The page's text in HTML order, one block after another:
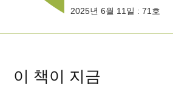
2025년 6월 11일 : 71호
이 책이 지금